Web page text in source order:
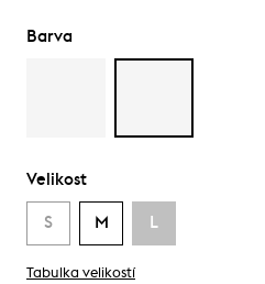
Barva
Velikost
S M L
Tabulka velikostí